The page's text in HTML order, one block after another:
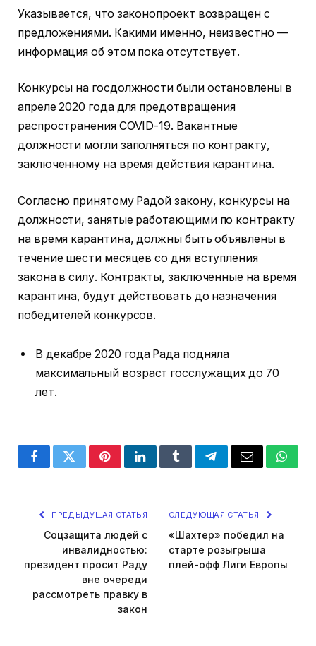
Указывается, что законопроект возвращен с
предложениями. Какими именно, неизвестно —
информация об этом пока отсутствует.
Конкурсы на госдолжности были остановлены в
апреле 2020 года для предотвращения
распространения COVID-19. Вакантные
должности могли заполняться по контракту,
заключенному на время действия карантина.
Согласно принятому Радой закону, конкурсы на
должности, занятые работающими по контракту
на время карантина, должны быть объявлены в
течение шести месяцев со дня вступления
закона в силу. Контракты, заключенные на время
карантина, будут действовать до назначения
победителей конкурсов.
В декабре 2020 года Рада подняла
максимальный возраст госслужащих до 70
лет.
FacebookTwitterPinterestLinkedInTumblrTelegramEmail
ПРЕДЫДУЩАЯ СТАТЬЯ
Соцзащита людей с
инвалидностью:
президент просит Раду
вне очереди
рассмотреть правку в
закон
СЛЕДУЮЩАЯ СТАТЬЯ
«Шахтер» победил на
старте розыгрыша
плей-офф Лиги Европы